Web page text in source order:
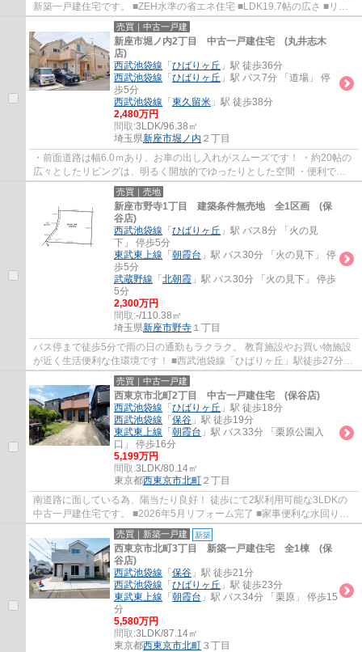
新築一戸建住宅です。 ■ZEH水準の省エネ住宅 ■LDK19.7帖の広さ ■リビ
ングイン階段採用 ■パントリー・WIC付き ■食...
売買｜中古一戸建
新座市堀ノ内2丁目 中古一戸建住宅 (丸井志木
店)
西武池袋線 「 ひばりヶ丘 」駅 徒歩36分
西武池袋線 「 ひばりヶ丘 」駅 バス7分 「道場」 停
歩5分
西武池袋線 「 東久留米 」駅 徒歩38分
2,480万円
間取:3LDK/96.38㎡
埼玉県新座市堀ノ内 ２丁目
・前面道路は幅6.0ｍあり、お車の出し入れがスムーズです！ ・約20帖の
広々としたリビングは、明るく開放的でゆったりとした空間 ・便利で快
適な生活環境が整った家族にやさしい住環境...
売買｜売地
新座市野寺1丁目 建築条件無売地 全1区画 (保
谷店)
西武池袋線 「 ひばりヶ丘 」駅 バス8分 「火の見
下」 停歩5分
東武東上線 「 朝霞台 」駅 バス30分 「火の見下」 停
歩5分
武蔵野線 「 北朝霞 」駅 バス30分 「火の見下」 停歩
5分
2,300万円
間取:-/110.38㎡
埼玉県新座市野寺 １丁目
バス停まで徒歩5分で雨の日の通勤もラクラク。 教育施設やお買い物施設
が近く生活便利な住環境です！ ■西武池袋線「ひばりヶ丘」駅徒歩27分
■33坪の建築条件無売地(現況：古家有/解体...
売買｜中古一戸建
西東京市北町2丁目 中古一戸建住宅 (保谷店)
西武池袋線 「 ひばりヶ丘 」駅 徒歩18分
西武池袋線 「 保谷 」駅 徒歩19分
東武東上線 「 朝霞台 」駅 バス33分 「栗原公園入
口」 停歩16分
5,199万円
間取:3LDK/80.14㎡
東京都西東京市北町 ２丁目
南道路に面している為、陽当たり良好！ 徒歩にて2駅利用可能な3LDKの
中古一戸建住宅です。 ■2026年5月リフォーム完了 ■家事便利な水回り集
中設計 ■LDK16.5帖の開放的な空間 ■会話が弾...
売買｜新築一戸建 新築
西東京市北町3丁目 新築一戸建住宅 全1棟 (保
谷店)
西武池袋線 「 保谷 」駅 徒歩21分
西武池袋線 「 ひばりヶ丘 」駅 徒歩23分
東武東上線 「 朝霞台 」駅 バス34分 「栗原」 停歩15
分
5,580万円
間取:3LDK/87.14㎡
東京都西東京市北町 ３丁目